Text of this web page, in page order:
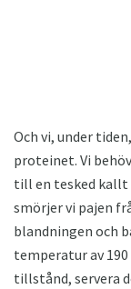
Och vi, under
proteinet. Vi
till en tesked kallt
smörjer vi pajen
blandningen och
temperatur av
tillstånd, servera